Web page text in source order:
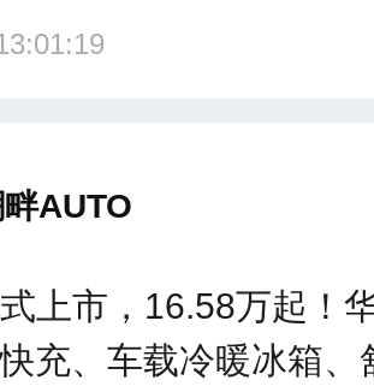
AUTO
上市，16.58万起！
充、车载冷暖冰箱